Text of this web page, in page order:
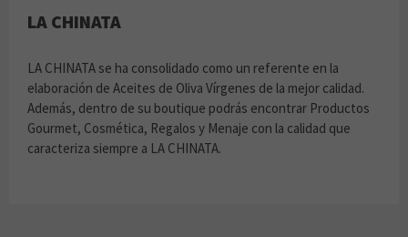
LA CHINATA
LA CHINATA se ha consolidado como un referente en la
elaboración de Aceites de Oliva Vírgenes de la mejor calidad.
Además, dentro de su boutique podrás encontrar Productos
Gourmet, Cosmética, Regalos y Menaje con la calidad que
caracteriza siempre a LA CHINATA.